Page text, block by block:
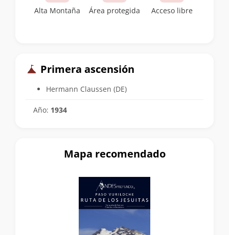
Alta Montaña Área protegida Acceso libre
Primera ascensión
Hermann Claussen (DE)
Año: 1934
Mapa recomendado